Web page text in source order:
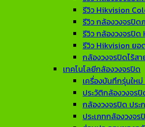
รีวิว Hikvision
รีวิว กล้องวงจรปิ
รีวิว กล้องวงจรปิด
รีวิว Hikvision ย
กล้องวงจรปิดไร้สา
เทคโนโลยีกล้องวงจรปิด
เครื่องบันทึกรุ่นให
ประวัติกล้องวงจรปิ
กล้องวงจรปิด ประ
ประเภทกล้องวงจร